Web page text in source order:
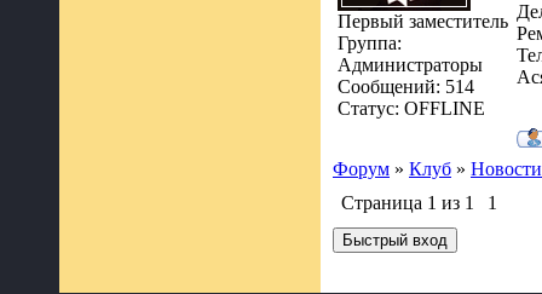
Первый заместитель
Группа:
Администраторы
Сообщений: 514
Статус: OFFLINE
Форум » Клуб » Новости
Страница 1 из 1 1